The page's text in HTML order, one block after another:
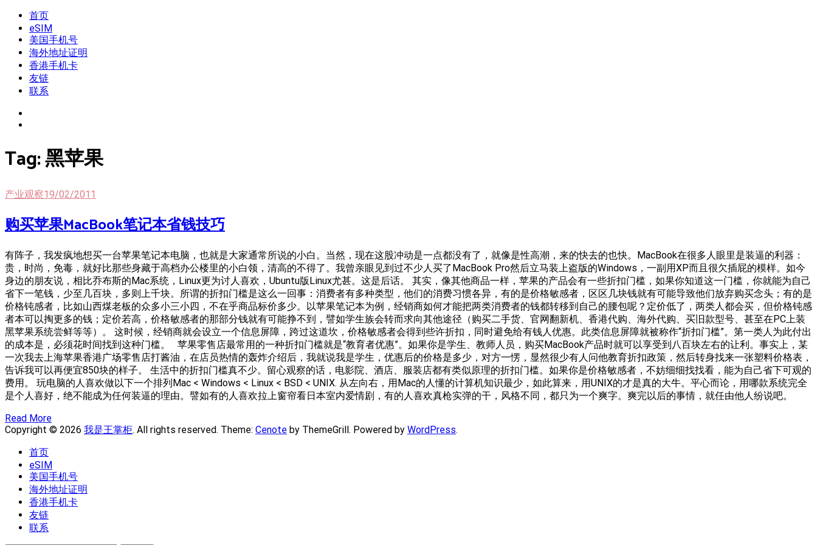
Skip
content
我是王掌柜
新闻酸菜馆|极客电台|自媒体联盟
首页
eSIM
美国手机号
海外地址证明
香港手机卡
友链
联系
Tag:黑苹果
产业观察19/02/2011
购买苹果MacBook笔记本省钱技巧
有阵子，我发疯地想买一台苹果笔记本电脑，也就是大家通常所说的小白。当然，现在这股冲动是一点都没有了，就像是性高潮，来的快去的也快。MacBook在很多人眼里是装逼的利器：
贵，时尚，免毒，就好比那些身藏于高档办公楼里的小白领，清高的不得了。我曾亲眼见到过不少人买了MacBook Pro然后立马装上盗版的Windows，一副用XP而且很欠插屁的模样。如今
身边的朋友说，相比乔布斯的Mac系统，Linux更为讨人喜欢，Ubuntu版Linux尤甚。这是后话。 其实，像其他商品一样，苹果的产品会有一些折扣门槛，如果你知道这一门槛，你就能为自己
省下一笔钱，少至几百块，多则上千块。所谓的折扣门槛是这么一回事：消费者有多种类型，他们的消费习惯各异，有的是价格敏感者，区区几块钱就有可能导致他们放弃购买念头；有的是
价格钝感者，比如山西煤老板的众多小三小四，不在乎商品标价多少。以苹果笔记本为例，经销商如何才能把两类消费者的钱都转移到自己的腰包呢？定价低了，两类人都会买，但价格钝感
者本可以掏更多的钱；定价若高，价格敏感者的那部分钱就有可能挣不到，譬如学生族会转而求向其他途径（购买二手货、官网翻新机、香港代购、海外代购、买旧款型号、甚至在PC上装
黑苹果系统尝鲜等等）。 这时候，经销商就会设立一个信息屏障，跨过这道坎，价格敏感者会得到些许折扣，同时避免给有钱人优惠。此类信息屏障就被称作“折扣门槛”。第一类人为此付出
的成本是，必须花时间找到这种门槛。 苹果零售店最常用的一种折扣门槛就是“教育者优惠”。如果你是学生、教师人员，购买MacBook产品时就可以享受到八百块左右的让利。事实上，某
一次我去上海苹果香港广场零售店打酱油，在店员热情的轰炸介绍后，我就说我是学生，优惠后的价格是多少，对方一愣，显然很少有人问他教育折扣政策，然后转身找来一张塑料价格表，
告诉我可以再便宜850块的样子。 生活中的折扣门槛真不少。留心观察的话，电影院、酒店、服装店都有类似原理的折扣门槛。如果你是价格敏感者，不妨细细找找看，能为自己省下可观的
费用。 玩电脑的人喜欢做以下一个排列Mac < Windows < Linux < BSD < UNIX. 从左向右，用Mac的人懂的计算机知识最少，如此算来，用UNIX的才是真的大牛。平心而论，用哪款系统完全
是个人喜好，绝不能成为任何装逼的理由。譬如有的人喜欢拉上窗帘看日本室内爱情剧，有的人喜欢真枪实弹的干，风格不同，都只为一个爽字。爽完以后的事情，就任由他人纷说吧。
Read More
Copyright © 2026 我是王掌柜. All rights reserved. Theme: Cenote by ThemeGrill. Powered by WordPress.
首页
eSIM
美国手机号
海外地址证明
香港手机卡
友链
联系